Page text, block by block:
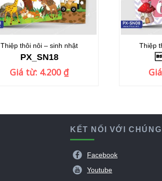
Thiệp thôi nôi – sinh nhật
PX_SN18
Giá từ: 4.200 ₫
Thiệp
KẾT NỐI VỚI CHÚNG
 Facebook
 Youtube